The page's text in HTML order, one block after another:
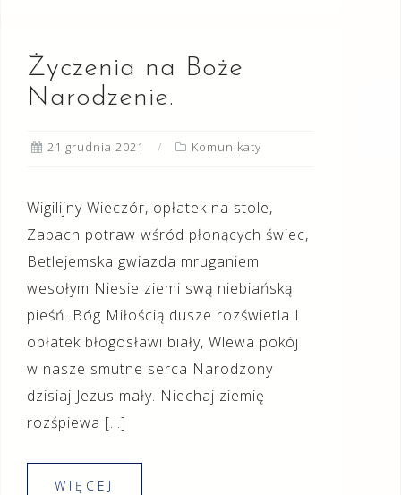
Życzenia na Boże
Narodzenie.
21 grudnia 2021 Komunikaty
Wigilijny Wieczór, opłatek na stole,
Zapach potraw wśród płonących świec,
Betlejemska gwiazda mruganiem
wesołym Niesie ziemi swą niebiańską
pieśń. Bóg Miłością dusze rozświetla I
opłatek błogosławi biały, Wlewa pokój
w nasze smutne serca Narodzony
dzisiaj Jezus mały. Niechaj ziemię
rozśpiewa […]
WIĘCEJ